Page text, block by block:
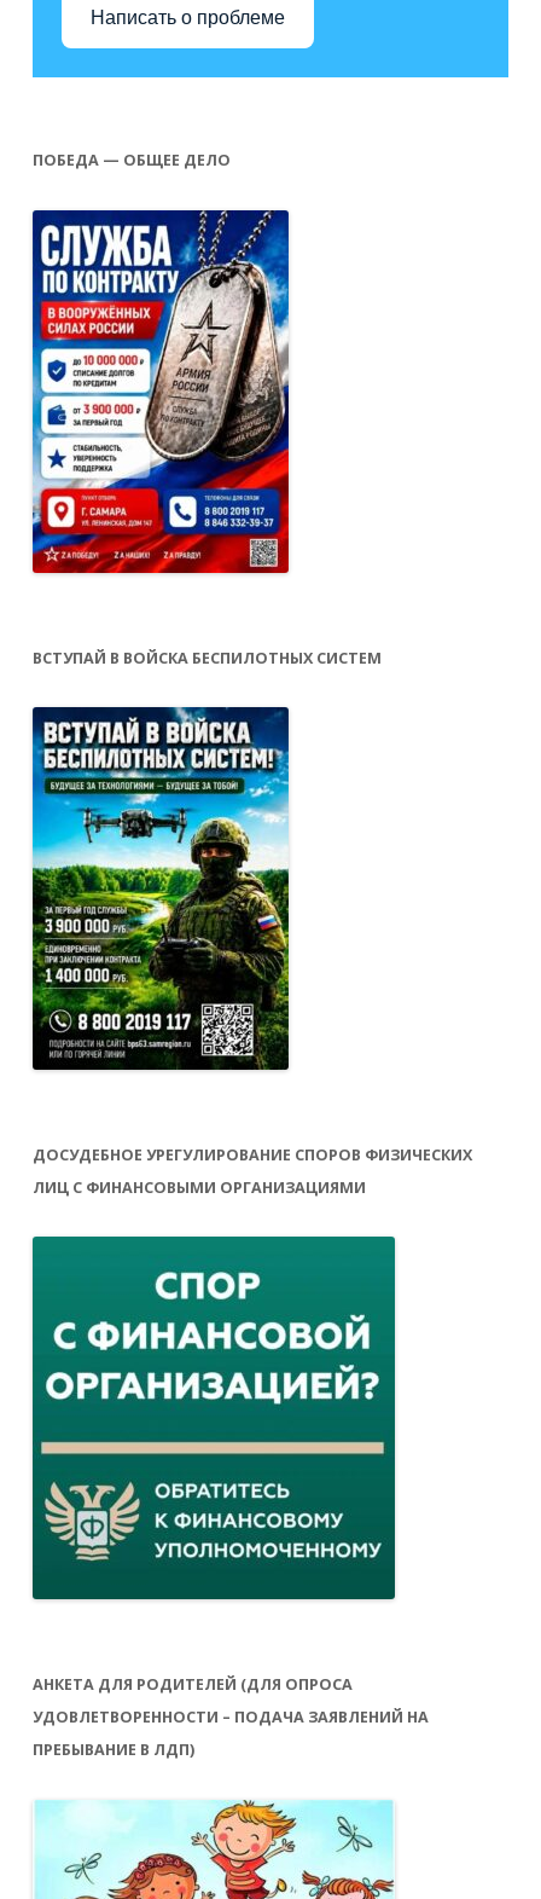
Написать о проблеме
ПОБЕДА — ОБЩЕЕ ДЕЛО
ВСТУПАЙ В ВОЙСКА БЕСПИЛОТНЫХ СИСТЕМ
ДОСУДЕБНОЕ УРЕГУЛИРОВАНИЕ СПОРОВ ФИЗИЧЕСКИХ
ЛИЦ С ФИНАНСОВЫМИ ОРГАНИЗАЦИЯМИ
АНКЕТА ДЛЯ РОДИТЕЛЕЙ (ДЛЯ ОПРОСА
УДОВЛЕТВОРЕННОСТИ – ПОДАЧА ЗАЯВЛЕНИЙ НА
ПРЕБЫВАНИЕ В ЛДП)